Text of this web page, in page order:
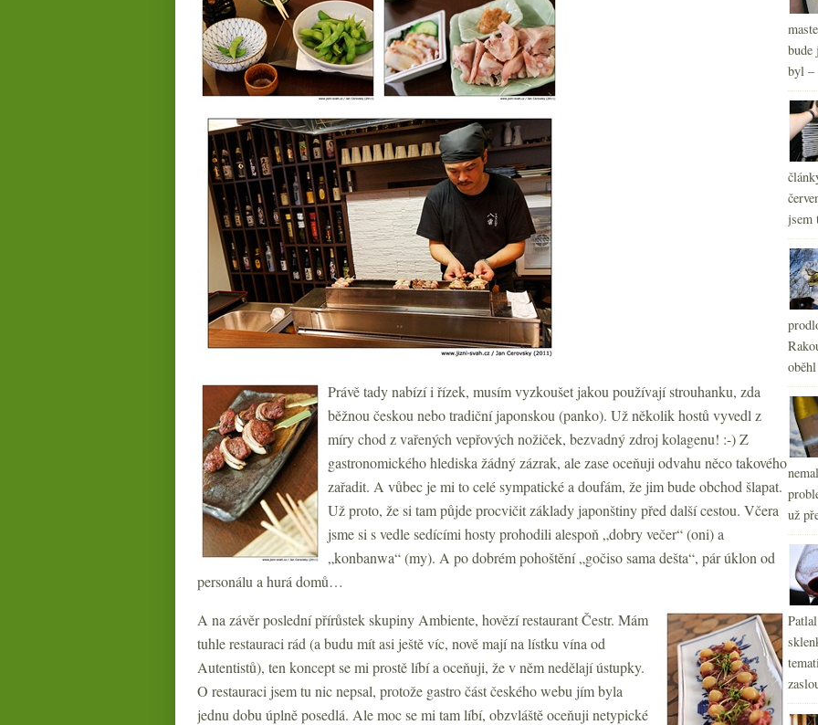
Právě tady nabízí i řízek, musím vyzkoušet jakou používají strouhanku, zda
běžnou českou nebo tradiční japonskou (panko). Už několik hostů vyvedl z
míry chod z vařených vepřových nožiček, bezvadný zdroj kolagenu! :-) Z
gastronomického hlediska žádný zázrak, ale zase oceňuji odvahu něco takového
zařadit. A vůbec je mi to celé sympatické a doufám, že jim bude obchod šlapat.
Už proto, že si tam půjde procvičit základy japonštiny před další cestou. Včera
jsme si s vedle sedícími hosty prohodili alespoň „dobry večer“ (oni) a
„konbanwa“ (my). A po dobrém pohoštění „gočiso sama dešta“, pár úklon od
personálu a hurá domů…
A na závěr poslední přírůstek skupiny Ambiente, hovězí restaurant Čestr. Mám
tuhle restauraci rád (a budu mít asi ještě víc, nově mají na lístku vína od
Autentistů), ten koncept se mi prostě líbí a oceňuji, že v něm nedělají ústupky.
O restauraci jsem tu nic nepsal, protože gastro část českého webu jím byla
jednu dobu úplně posedlá. Ale moc se mi tam líbí, obzvláště oceňuji netypické
bude
byl –
jsem
už